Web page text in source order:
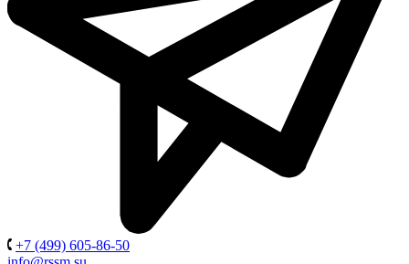
+7 (499) 605-86-50